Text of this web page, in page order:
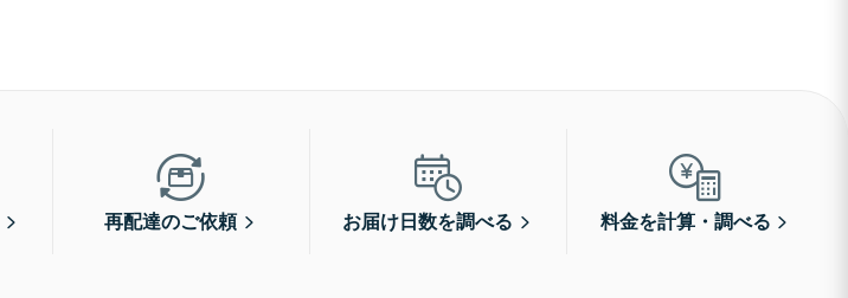
再配達のご依頼 お届け日数を調べる 料金を計算・調べる